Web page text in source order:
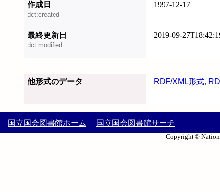
作成日
dct:created
1997-12-17
最終更新日
dct:modified
2019-09-
他形式のデータ RDF/XML形式,
国立国会図書館ホーム 国立国会図書館サーチ
Copyright ©